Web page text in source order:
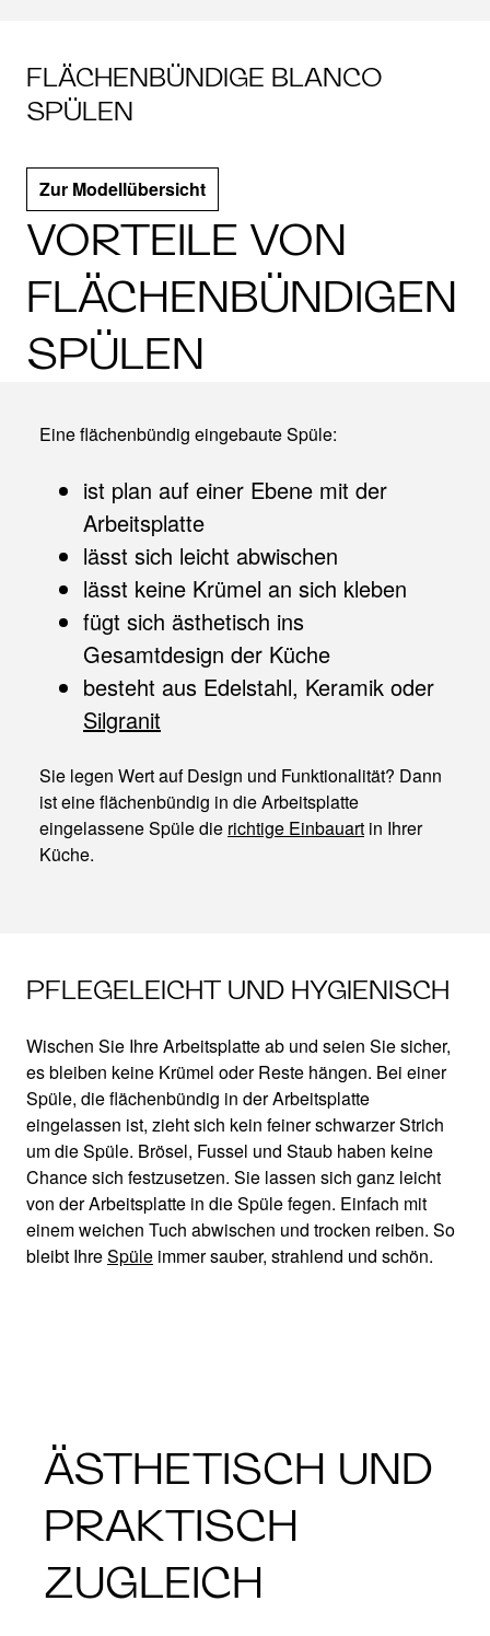
FLÄCHENBÜNDIGE BLANCO
SPÜLEN
Zur Modellübersicht
VORTEILE VON
FLÄCHENBÜNDIGEN
SPÜLEN
Eine flächenbündig eingebaute Spüle:
ist plan auf einer Ebene mit der
Arbeitsplatte
lässt sich leicht abwischen
lässt keine Krümel an sich kleben
fügt sich ästhetisch ins
Gesamtdesign der Küche
besteht aus Edelstahl, Keramik oder
Silgranit
Sie legen Wert auf Design und Funktionalität? Dann
ist eine flächenbündig in die Arbeitsplatte
eingelassene Spüle die richtige Einbauart in Ihrer
Küche.
PFLEGELEICHT UND HYGIENISCH
Wischen Sie Ihre Arbeitsplatte ab und seien Sie sicher,
es bleiben keine Krümel oder Reste hängen. Bei einer
Spüle, die flächenbündig in der Arbeitsplatte
eingelassen ist, zieht sich kein feiner schwarzer Strich
um die Spüle. Brösel, Fussel und Staub haben keine
Chance sich festzusetzen. Sie lassen sich ganz leicht
von der Arbeitsplatte in die Spüle fegen. Einfach mit
einem weichen Tuch abwischen und trocken reiben. So
bleibt IhreSpüle immer sauber, strahlend und schön.
ÄSTHETISCH UND
PRAKTISCH
ZUGLEICH